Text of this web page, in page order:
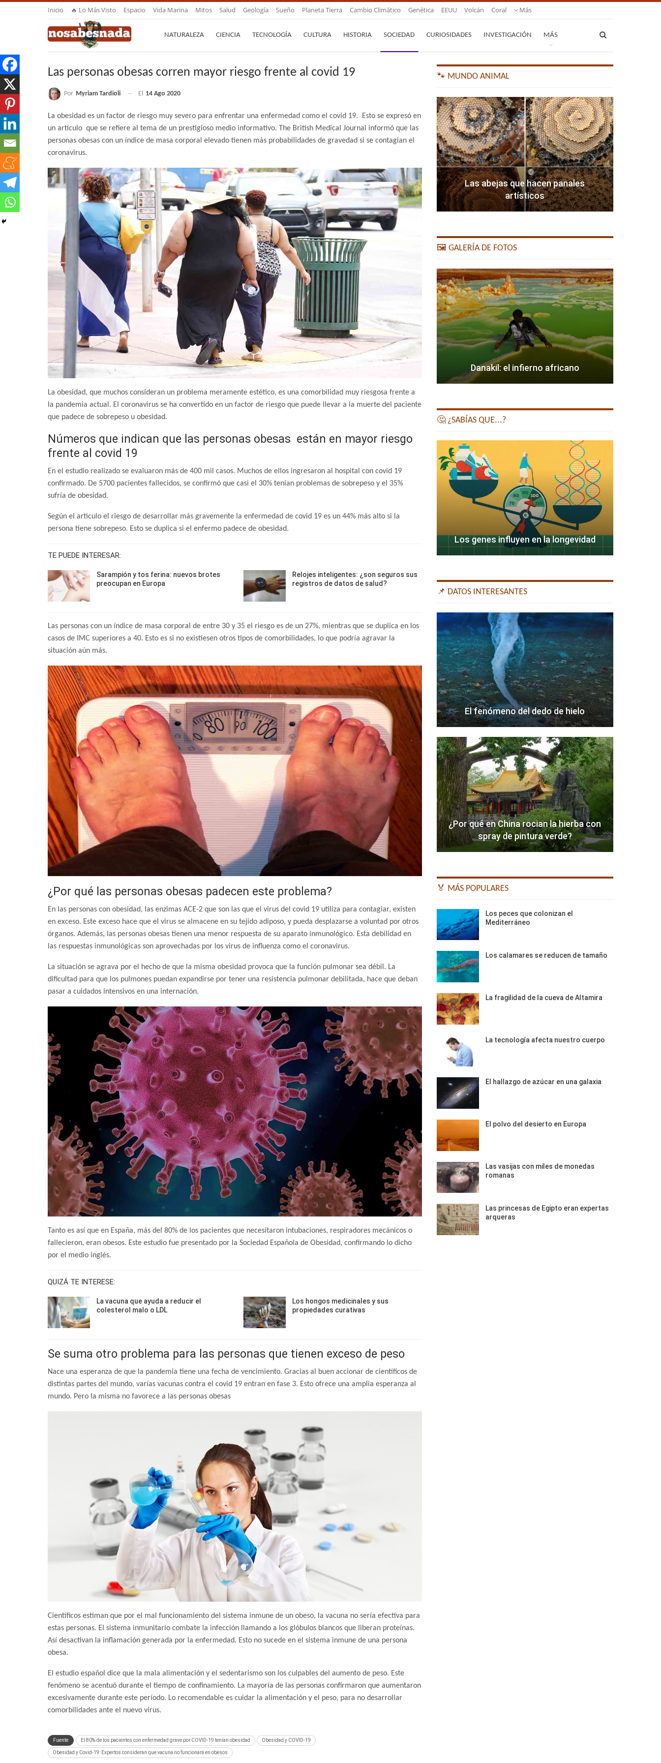
Inicio 🔥 Lo Más Visto Espacio Vida Marina Mitos Salud Geología Sueño Planeta Tierra Cambio Climático Genética EEUU Volcán Coral Más
NATURALEZA CIENCIA TECNOLOGÍA CULTURA HISTORIA SOCIEDAD CURIOSIDADES INVESTIGACIÓN MÁS
Las personas obesas corren mayor riesgo frente al covid 19
Por Myriam Tardioli El 14 Ago 2020
La obesidad es un factor de riesgo muy severo para enfrentar una enfermedad como el covid 19. Esto se expresó en
un artículo que se refiere al tema de un prestigioso medio informativo. The British Medical Journal informó que las
personas obesas con un índice de masa corporal elevado tienen más probabilidades de gravedad si se contagian el
coronavirus.
La obesidad, que muchos consideran un problema meramente estético, es una comorbilidad muy riesgosa frente a
la pandemia actual. El coronavirus se ha convertido en un factor de riesgo que puede llevar a la muerte del paciente
que padece de sobrepeso u obesidad.
Números que indican que las personas obesas están en mayor riesgo
frente al covid 19
En el estudio realizado se evaluaron más de 400 mil casos. Muchos de ellos ingresaron al hospital con covid 19
confirmado. De 5700 pacientes fallecidos, se confirmó que casi el 30% tenían problemas de sobrepeso y el 35%
sufría de obesidad.
Según el artículo el riesgo de desarrollar más gravemente la enfermedad de covid 19 es un 44% más alto si la
persona tiene sobrepeso. Esto se duplica si el enfermo padece de obesidad.
TE PUEDE INTERESAR:
Sarampión y tos ferina: nuevos brotes
preocupan en Europa
Relojes inteligentes: ¿son seguros sus
registros de datos de salud?
Las personas con un índice de masa corporal de entre 30 y 35 el riesgo es de un 27%, mientras que se duplica en los
casos de IMC superiores a 40. Esto es si no existiesen otros tipos de comorbilidades, lo que podría agravar la
situación aún más.
¿Por qué las personas obesas padecen este problema?
En las personas con obesidad, las enzimas ACE-2 que son las que el virus del covid 19 utiliza para contagiar, existen
en exceso. Este exceso hace que el virus se almacene en su tejido adiposo, y pueda desplazarse a voluntad por otros
órganos. Además, las personas obesas tienen una menor respuesta de su aparato inmunológico. Esta debilidad en
las respuestas inmunológicas son aprovechadas por los virus de influenza como el coronavirus.
La situación se agrava por el hecho de que la misma obesidad provoca que la función pulmonar sea débil. La
dificultad para que los pulmones puedan expandirse por tener una resistencia pulmonar debilitada, hace que deban
pasar a cuidados intensivos en una internación.
Tanto es así que en España, más del 80% de los pacientes que necesitaron intubaciones, respiradores mecánicos o
fallecieron, eran obesos. Este estudio fue presentado por la Sociedad Española de Obesidad, confirmando lo dicho
por el medio inglés.
QUIZÁ TE INTERESE:
La vacuna que ayuda a reducir el
colesterol malo o LDL
Los hongos medicinales y sus
propiedades curativas
Se suma otro problema para las personas que tienen exceso de peso
Nace una esperanza de que la pandemia tiene una fecha de vencimiento. Gracias al buen accionar de científicos de
distintas partes del mundo, varías vacunas contra el covid 19 entran en fase 3. Esto ofrece una amplia esperanza al
mundo. Pero la misma no favorece a las personas obesas
Científicos estiman que por el mal funcionamiento del sistema inmune de un obeso, la vacuna no sería efectiva para
estas personas. El sistema inmunitario combate la infección llamando a los glóbulos blancos que liberan proteínas.
Así desactivan la inflamación generada por la enfermedad. Esto no sucede en el sistema inmune de una persona
obesa.
El estudio español dice que la mala alimentación y el sedentarismo son los culpables del aumento de peso. Este
fenómeno se acentuó durante el tiempo de confinamiento. La mayoría de las personas confirmaron que aumentaron
excesivamente durante este período. Lo recomendable es cuidar la alimentación y el peso, para no desarrollar
comorbilidades ante el nuevo virus.
Fuente El 80% de los pacientes con enfermedad grave por COVID-19 tenían obesidad Obesidad y COVID-19
Obesidad y Covid-19: Expertos consideran que vacuna no funcionará en obesos
🐾 MUNDO ANIMAL
Las abejas que hacen panales
artísticos
🖼️ GALERÍA DE FOTOS
Danakil: el infierno africano
🤔 ¿SABÍAS QUE...?
Los genes influyen en la longevidad
📌 DATOS INTERESANTES
El fenómeno del dedo de hielo
¿Por qué en China rocian la hierba con
spray de pintura verde?
🏅 MÁS POPULARES
Los peces que colonizan el
Mediterráneo
Los calamares se reducen de tamaño
La fragilidad de la cueva de Altamira
La tecnología afecta nuestro cuerpo
El hallazgo de azúcar en una galaxia
El polvo del desierto en Europa
Las vasijas con miles de monedas
romanas
Las princesas de Egipto eran expertas
arqueras